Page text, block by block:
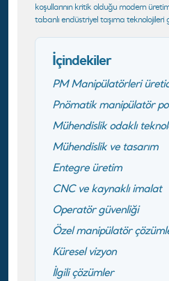
koşullarının kritik olduğu modern
tabanlı endüstriyel taşıma
İçindekiler
PM Manipülatörleri
Pnömatik manipülatör
Mühendislik odaklı
Mühendislik ve tasarım
Entegre üretim
CNC ve kaynaklı imalat
Operatör güvenliği
Özel manipülatör
Küresel vizyon
İlgili çözümler